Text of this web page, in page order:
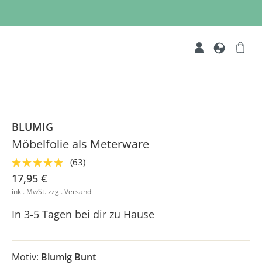
BLUMIG
Möbelfolie als Meterware
(63)
17,95 €
inkl. MwSt. zzgl. Versand
In 3-5 Tagen bei dir zu Hause
Motiv: Blumig Bunt